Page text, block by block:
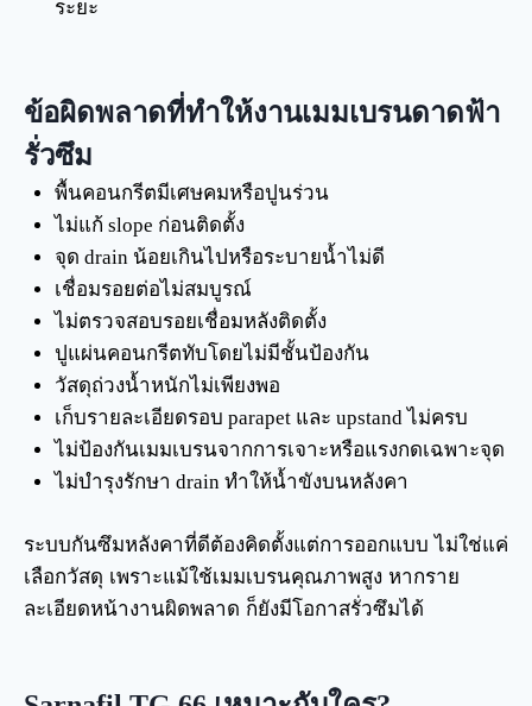
ระยะ
ข้อผิดพลาดที่ทำให้งานเมมเบรนดาดฟ้า
รั่วซึม
พื้นคอนกรีตมีเศษคมหรือปูนร่วน
ไม่แก้ slope ก่อนติดตั้ง
จุด drain น้อยเกินไปหรือระบายน้ำไม่ดี
เชื่อมรอยต่อไม่สมบูรณ์
ไม่ตรวจสอบรอยเชื่อมหลังติดตั้ง
ปูแผ่นคอนกรีตทับโดยไม่มีชั้นป้องกัน
วัสดุถ่วงน้ำหนักไม่เพียงพอ
เก็บรายละเอียดรอบ parapet และ upstand ไม่ครบ
ไม่ป้องกันเมมเบรนจากการเจาะหรือแรงกดเฉพาะจุด
ไม่บำรุงรักษา drain ทำให้น้ำขังบนหลังคา
ระบบกันซึมหลังคาที่ดีต้องคิดตั้งแต่การออกแบบ ไม่ใช่แค่
เลือกวัสดุ เพราะแม้ใช้เมมเบรนคุณภาพสูง หากราย
ละเอียดหน้างานผิดพลาด ก็ยังมีโอกาสรั่วซึมได้